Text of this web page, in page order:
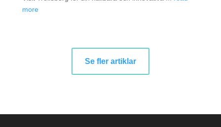
more
Se fler artiklar